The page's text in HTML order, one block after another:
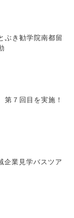
ぶき勧学院南都留
第７回目を実施！
企業見学バスツア